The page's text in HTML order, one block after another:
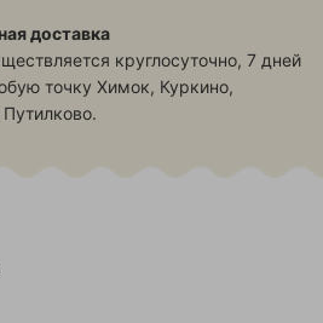
доставка
круглосуточно, 7 дней
точку Химок, Куркино,
.